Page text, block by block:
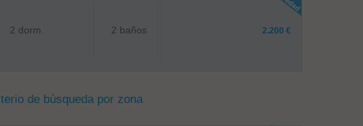
2 dorm. 2 baños 2.200 €
de búsqueda por zona